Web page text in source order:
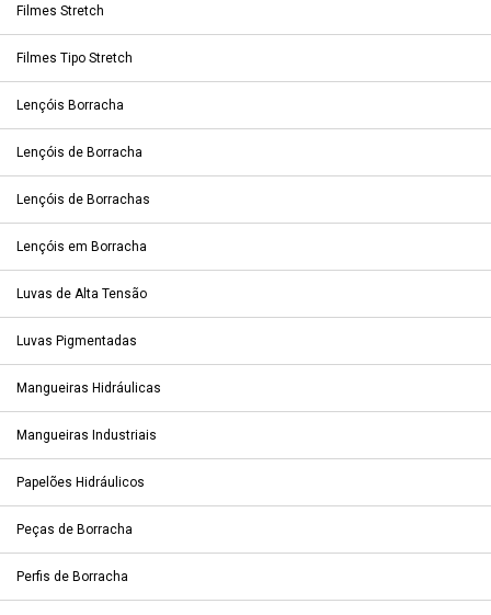
Filmes Stretch
Filmes Tipo Stretch
Lençóis Borracha
Lençóis de Borracha
Lençóis de Borrachas
Lençóis em Borracha
Luvas de Alta Tensão
Luvas Pigmentadas
Mangueiras Hidráulicas
Mangueiras Industriais
Papelões Hidráulicos
Peças de Borracha
Perfis de Borracha